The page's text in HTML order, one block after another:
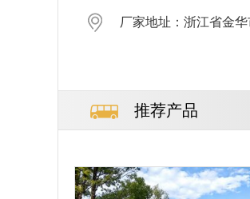
厂家地址：浙江省金
推荐产品